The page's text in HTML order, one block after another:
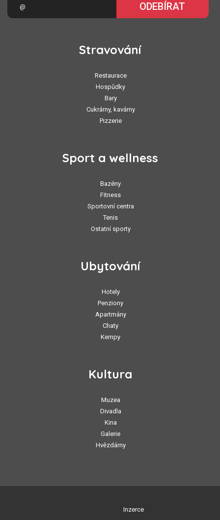
ODEBÍRAT
Stravování
Restaurace
Hospůdky
Bary
Cukrárny, kavárny
Pizzerie
Sport a wellness
Bazény
Fitness
Sportovní centra
Tenis
Ostatní sporty
Ubytování
Hotely
Penziony
Apartmány
Chaty
Kempy
Kultura
Muzea
Divadla
Kina
Galerie
Hvězdárny
Inzerce